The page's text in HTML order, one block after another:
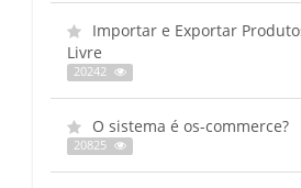
Importar e Exportar
Livre
20242
O sistema é os-commerce?
20825